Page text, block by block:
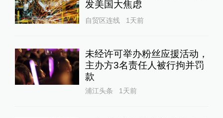
发美国大焦虑
自贸区连线 1天前
未经许可举办粉丝应援活动，
主办方3名责任人被行拘并罚
款
浦江头条 1天前